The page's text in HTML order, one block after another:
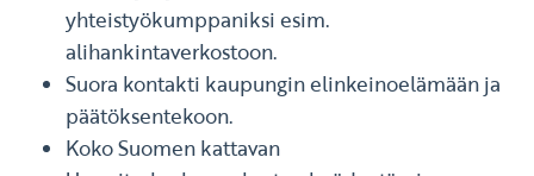
yhteistyökumppaniksi esim.
alihankintaverkostoon.
Suora kontakti kaupungin elinkeinoelämään ja
päätöksentekoon.
Koko Suomen kattavan